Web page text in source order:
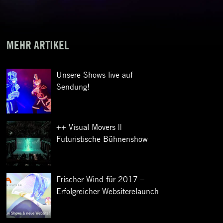
MEHR ARTIKEL
Unsere Shows live auf
Sendung!
++ Visual Movers ||
Futuristische Bühnenshow
Frischer Wind für 2017 –
Erfolgreicher Websiterelaunch